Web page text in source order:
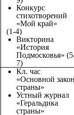
Конкурс
стихотворений
«Мой край»
(1-4)
Викторина
«История
Подмосковья»
7)
Кл. час
«Основной
страны»
Устный журнал
«Геральдика
страны»